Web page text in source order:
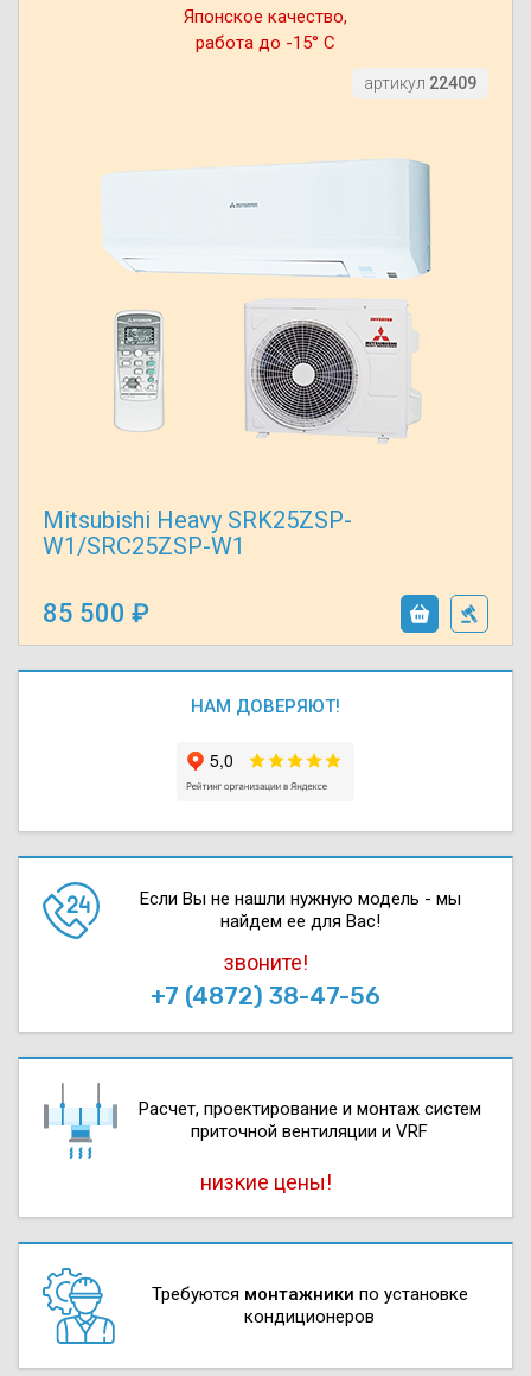
Японское качество,
работа до -15° С
артикул 22409
Mitsubishi Heavy SRK25ZSP-
W1/SRC25ZSP-W1
85 500
НАМ ДОВЕРЯЮТ!
Если Вы не нашли нужную модель - мы
найдем ее для Вас!
звоните!
+7 (4872) 38-47-56
Расчет, проектирова­ние и монтаж систем
приточной вентиляции и VRF
низкие цены!
Требуются монтажники по установке
кондиционеров